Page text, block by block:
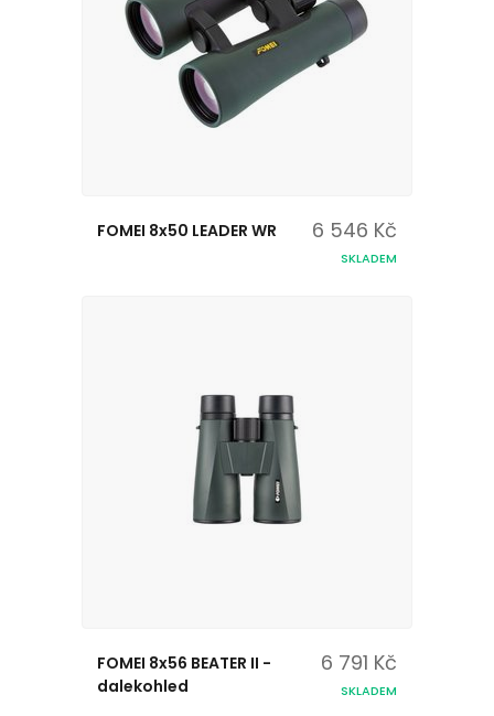
FOMEI 8x50 LEADER WR 6 546 Kč
SKLADEM
FOMEI 8x56 BEATER II -
dalekohled
6 791 Kč
SKLADEM